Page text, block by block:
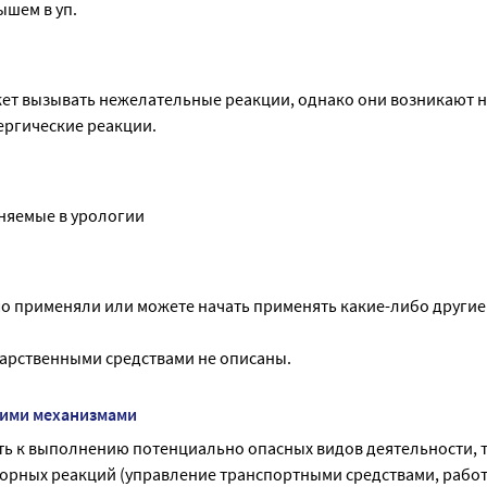
в процессе лечения рекомендуется проводить анализ
гиперплазии предстательной железы следует регулярно
Прежде чем начать курс лечения необходимо
в уп.
вызывать нежелательные реакции, однако они возникают
реакции.
в урологии
или можете начать применять какие-либо
средствами не описаны.
механизмами
к выполнению потенциально опасных видов деятельности,
реакций (управление транспортными средствами,